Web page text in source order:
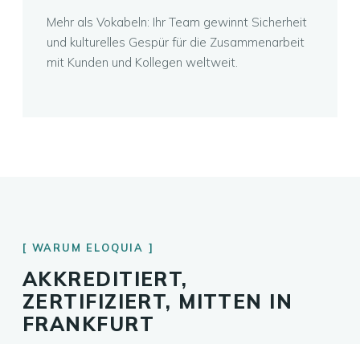
Mehr als Vokabeln: Ihr Team gewinnt Sicherheit
und kulturelles Gespür für die Zusammenarbeit
mit Kunden und Kollegen weltweit.
WARUM ELOQUIA
AKKREDITIERT,
ZERTIFIZIERT, MITTEN IN
FRANKFURT